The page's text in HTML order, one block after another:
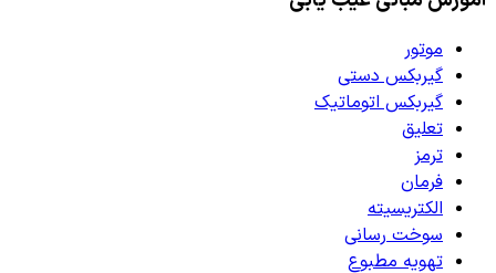
موتور
گیربکس دستی
گیربکس اتوماتیک
تعلیق
ترمز
فرمان
الکتریسیته
سوخت رسانی
تهویه مطبوع